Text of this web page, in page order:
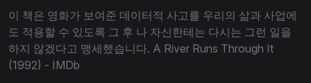
이 책은 영화가 보여준 데이터적 사고를 우리의 삶과 사업에
도 적용할 수 있도록 그 후 나 자신한테는 다시는 그런 일을
하지 않겠다고 맹세했습니다. A River Runs Through It
(1992) - IMDb